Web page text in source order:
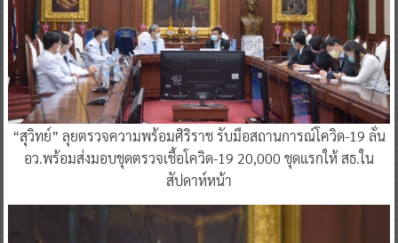
“สุวิทย์” ลุยตรวจความพร้อมศิริราช รับมือสถานการณ์โควิด-19 ลั่น
อว.พร้อมส่งมอบชุดตรวจเชื้อโควิด-19 20,000 ชุดแรกให้ สธ.ใน
สัปดาห์หน้า